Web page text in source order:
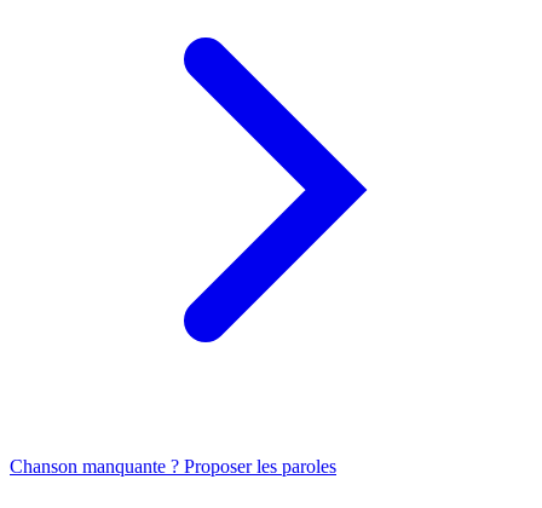
Chanson manquante ? Proposer les paroles